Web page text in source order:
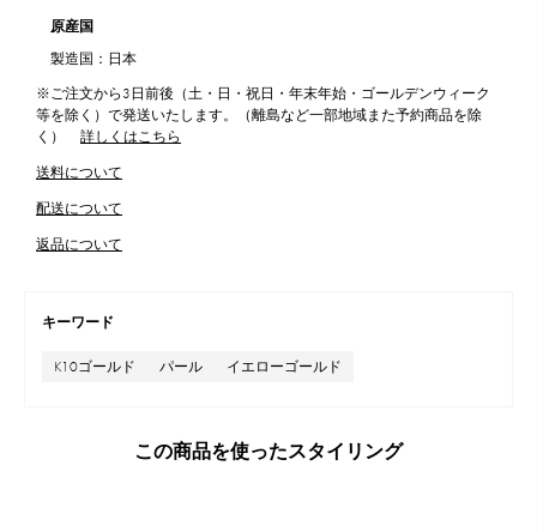
原産国
製造国：日本
※ご注文から3日前後（土・日・祝日・年末年始・ゴールデンウィーク
等を除く）で発送いたします。（離島など一部地域また予約商品を除
く）
詳しくはこちら
送料について
配送について
返品について
キーワード
K10ゴールド パール イエローゴールド
この商品を使ったスタイリング